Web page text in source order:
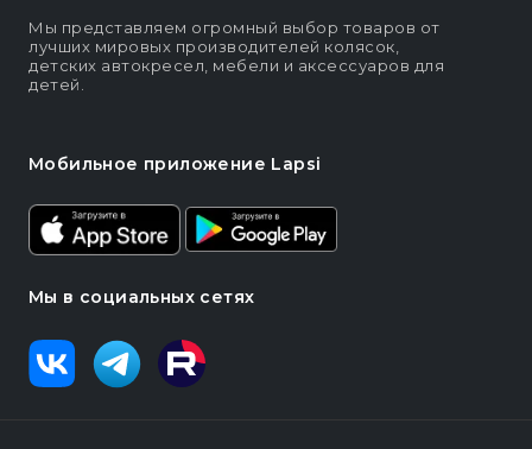
Мы представляем огромный выбор товаров от
лучших мировых производителей колясок,
детских автокресел, мебели и аксессуаров для
детей.
Мобильное приложение Lapsi
Мы в социальных сетях